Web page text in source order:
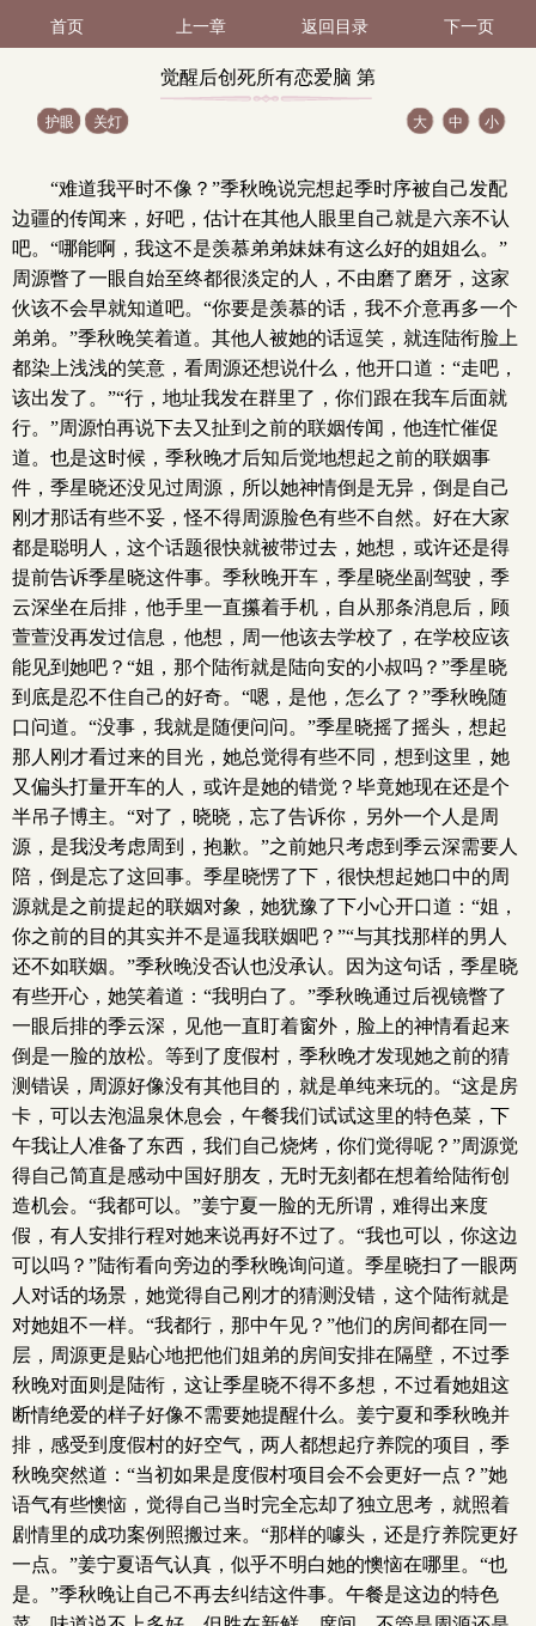
首页 上一章 返回目录 下一页
觉醒后创死所有恋爱脑 第
护眼 关灯 大 中 小
“难道我平时不像？”季秋晚说完想起季时序被自己发配
边疆的传闻来，好吧，估计在其他人眼里自己就是六亲不认
吧。“哪能啊，我这不是羡慕弟弟妹妹有这么好的姐姐么。”
周源瞥了一眼自始至终都很淡定的人，不由磨了磨牙，这家
伙该不会早就知道吧。“你要是羡慕的话，我不介意再多一个
弟弟。”季秋晚笑着道。其他人被她的话逗笑，就连陆衔脸上
都染上浅浅的笑意，看周源还想说什么，他开口道：“走吧，
该出发了。”“行，地址我发在群里了，你们跟在我车后面就
行。”周源怕再说下去又扯到之前的联姻传闻，他连忙催促
道。也是这时候，季秋晚才后知后觉地想起之前的联姻事
件，季星晓还没见过周源，所以她神情倒是无异，倒是自己
刚才那话有些不妥，怪不得周源脸色有些不自然。好在大家
都是聪明人，这个话题很快就被带过去，她想，或许还是得
提前告诉季星晓这件事。季秋晚开车，季星晓坐副驾驶，季
云深坐在后排，他手里一直攥着手机，自从那条消息后，顾
萱萱没再发过信息，他想，周一他该去学校了，在学校应该
能见到她吧？“姐，那个陆衔就是陆向安的小叔吗？”季星晓
到底是忍不住自己的好奇。“嗯，是他，怎么了？”季秋晚随
口问道。“没事，我就是随便问问。”季星晓摇了摇头，想起
那人刚才看过来的目光，她总觉得有些不同，想到这里，她
又偏头打量开车的人，或许是她的错觉？毕竟她现在还是个
半吊子博主。“对了，晓晓，忘了告诉你，另外一个人是周
源，是我没考虑周到，抱歉。”之前她只考虑到季云深需要人
陪，倒是忘了这回事。季星晓愣了下，很快想起她口中的周
源就是之前提起的联姻对象，她犹豫了下小心开口道：“姐，
你之前的目的其实并不是逼我联姻吧？”“与其找那样的男人
还不如联姻。”季秋晚没否认也没承认。因为这句话，季星晓
有些开心，她笑着道：“我明白了。”季秋晚通过后视镜瞥了
一眼后排的季云深，见他一直盯着窗外，脸上的神情看起来
倒是一脸的放松。等到了度假村，季秋晚才发现她之前的猜
测错误，周源好像没有其他目的，就是单纯来玩的。“这是房
卡，可以去泡温泉休息会，午餐我们试试这里的特色菜，下
午我让人准备了东西，我们自己烧烤，你们觉得呢？”周源觉
得自己简直是感动中国好朋友，无时无刻都在想着给陆衔创
造机会。“我都可以。”姜宁夏一脸的无所谓，难得出来度
假，有人安排行程对她来说再好不过了。“我也可以，你这边
可以吗？”陆衔看向旁边的季秋晚询问道。季星晓扫了一眼两
人对话的场景，她觉得自己刚才的猜测没错，这个陆衔就是
对她姐不一样。“我都行，那中午见？”他们的房间都在同一
层，周源更是贴心地把他们姐弟的房间安排在隔壁，不过季
秋晚对面则是陆衔，这让季星晓不得不多想，不过看她姐这
断情绝爱的样子好像不需要她提醒什么。姜宁夏和季秋晚并
排，感受到度假村的好空气，两人都想起疗养院的项目，季
秋晚突然道：“当初如果是度假村项目会不会更好一点？”她
语气有些懊恼，觉得自己当时完全忘却了独立思考，就照着
剧情里的成功案例照搬过来。“那样的噱头，还是疗养院更好
一点。”姜宁夏语气认真，似乎不明白她的懊恼在哪里。“也
是。”季秋晚让自己不再去纠结这件事。午餐是这边的特色